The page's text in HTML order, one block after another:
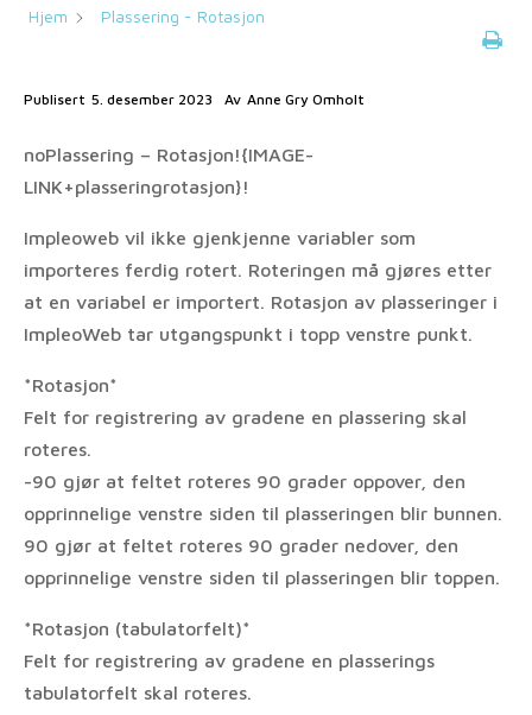
Hjem Plassering - Rotasjon
Publisert 5. desember 2023 Av Anne Gry Omholt
noPlassering – Rotasjon!{IMAGE-
LINK+plasseringrotasjon}!
Impleoweb vil ikke gjenkjenne variabler som
importeres ferdig rotert. Roteringen må gjøres etter
at en variabel er importert. Rotasjon av plasseringer i
ImpleoWeb tar utgangspunkt i topp venstre punkt.
*Rotasjon*
Felt for registrering av gradene en plassering skal
roteres.
-90 gjør at feltet roteres 90 grader oppover, den
opprinnelige venstre siden til plasseringen blir bunnen.
90 gjør at feltet roteres 90 grader nedover, den
opprinnelige venstre siden til plasseringen blir toppen.
*Rotasjon (tabulatorfelt)*
Felt for registrering av gradene en plasserings
tabulatorfelt skal roteres.